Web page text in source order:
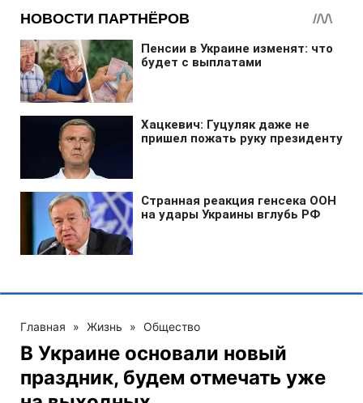
Главная » Жизнь » Общество
В Украине основали новый
праздник, будем отмечать уже